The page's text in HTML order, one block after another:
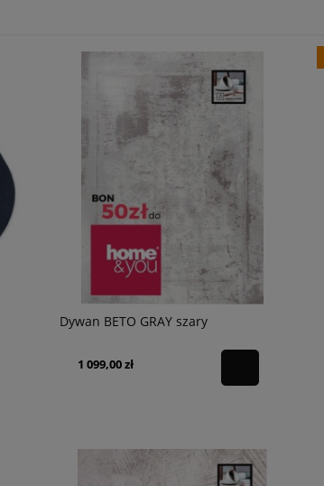
Dywan BETO GRAY szary
1 099,00 zł